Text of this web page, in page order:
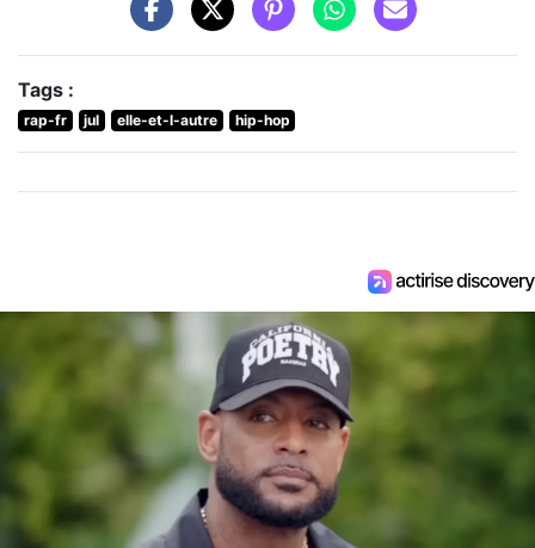
Tags :
rap-fr jul elle-et-l-autre hip-hop